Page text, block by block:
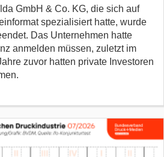
GmbH & Co. KG, die sich auf
spezialisiert hatte, wurde
Das Unternehmen hatte
anmelden müssen, zuletzt im
zuvor hatten private Investoren